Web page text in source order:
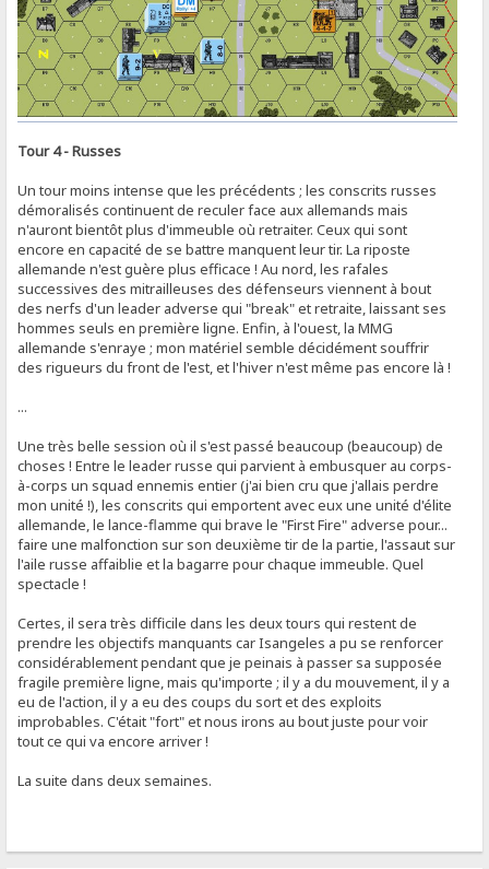
Tour 4 - Russes
Un tour moins intense que les précédents ; les conscrits russes
démoralisés continuent de reculer face aux allemands mais
n'auront bientôt plus d'immeuble où retraiter. Ceux qui sont
encore en capacité de se battre manquent leur tir. La riposte
allemande n'est guère plus efficace ! Au nord, les rafales
successives des mitrailleuses des défenseurs viennent à bout
des nerfs d'un leader adverse qui "break" et retraite, laissant ses
hommes seuls en première ligne. Enfin, à l'ouest, la MMG
allemande s'enraye ; mon matériel semble décidément souffrir
des rigueurs du front de l'est, et l'hiver n'est même pas encore là !
...
Une très belle session où il s'est passé beaucoup (beaucoup) de
choses ! Entre le leader russe qui parvient à embusquer au corps-
à-corps un squad ennemis entier (j'ai bien cru que j'allais perdre
mon unité !), les conscrits qui emportent avec eux une unité d'élite
allemande, le lance-flamme qui brave le "First Fire" adverse pour...
faire une malfonction sur son deuxième tir de la partie, l'assaut sur
l'aile russe affaiblie et la bagarre pour chaque immeuble. Quel
spectacle !
Certes, il sera très difficile dans les deux tours qui restent de
prendre les objectifs manquants car Isangeles a pu se renforcer
considérablement pendant que je peinais à passer sa supposée
fragile première ligne, mais qu'importe ; il y a du mouvement, il y a
eu de l'action, il y a eu des coups du sort et des exploits
improbables. C'était "fort" et nous irons au bout juste pour voir
tout ce qui va encore arriver !
La suite dans deux semaines.